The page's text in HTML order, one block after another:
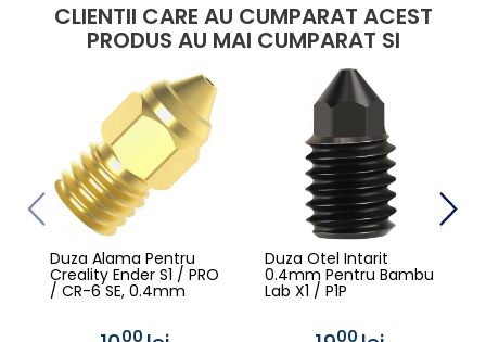
CLIENTII CARE AU CUMPARAT ACEST
PRODUS AU MAI CUMPARAT SI
Duza Alama Pentru
Creality Ender S1 / PRO
/ CR-6 SE, 0.4mm
00
Duza Otel Intarit
0.4mm Pentru Bambu
Lab X1 / P1P
00